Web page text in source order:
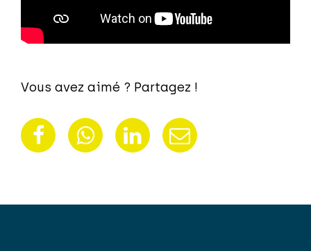
Vous avez aimé ? Partagez !